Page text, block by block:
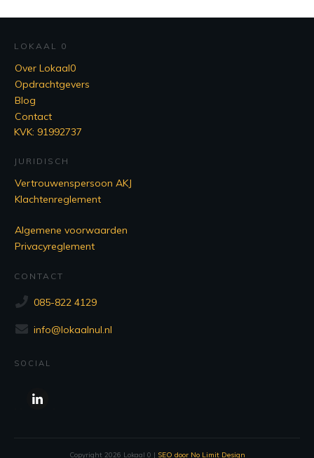
LOKAAL 0
Over Lokaal0
Opdrachtgevers
Blog
Contact
KVK: 91992737
JURIDISCH
Vertrouwenspersoon AKJ
Klachtenreglement
Algemene voorwaarden
Privacyreglement
CONTACT
085-822 4129
info@lokaalnul.nl
SOCIAL
Copyright 2026 Lokaal 0 | SEO door No Limit Design